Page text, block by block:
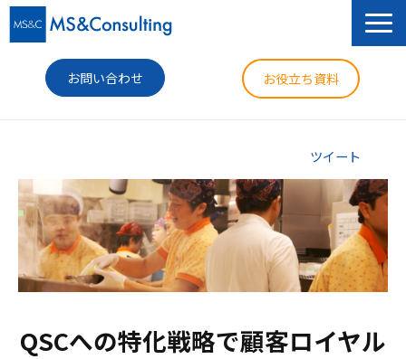
お問い合わせ お役立ち資料
セミナー
導入事例
コラム
企業情報
ツイート
QSCへの特化戦略で顧客ロイヤル